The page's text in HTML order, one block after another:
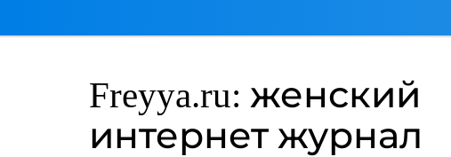
Freyya.ru: женский
интернет журнал